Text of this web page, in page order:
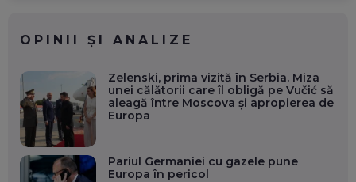
OPINII ȘI ANALIZE
Zelenski, prima vizită în Serbia. Miza
unei călătorii care îl obligă pe Vučić să
aleagă între Moscova și apropierea de
Europa
Pariul Germaniei cu gazele pune
Europa în pericol